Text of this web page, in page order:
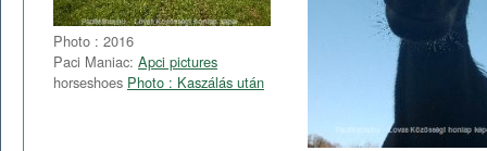
Photo : 2016
Paci Maniac: Apci pictures
horseshoes Photo : Kaszálás után